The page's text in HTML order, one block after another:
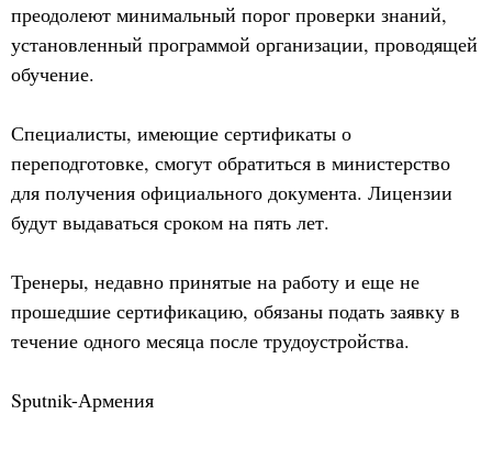
преодолеют минимальный порог проверки знаний,
установленный программой организации, проводящей
обучение.
Специалисты, имеющие сертификаты о
переподготовке, смогут обратиться в министерство
для получения официального документа. Лицензии
будут выдаваться сроком на пять лет.
Тренеры, недавно принятые на работу и еще не
прошедшие сертификацию, обязаны подать заявку в
течение одного месяца после трудоустройства.
Sputnik-Армения